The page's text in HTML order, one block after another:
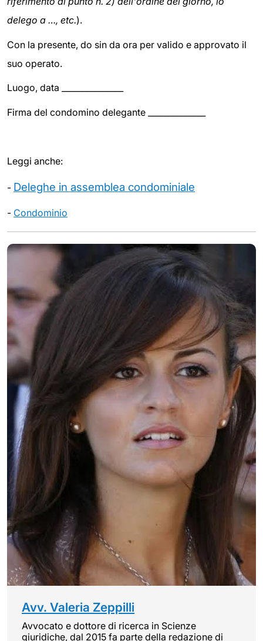
delego a …, etc.).
Con la presente, do sin da ora per valido e approvato il
suo operato.
Luogo, data _______________
Firma del condomino delegante ______________
Leggi anche:
- Deleghe in assemblea condominiale
- Condominio
Avv. Valeria Zeppilli
Avvocato e dottore di ricerca in Scienze
giuridiche, dal 2015 fa parte della redazione di